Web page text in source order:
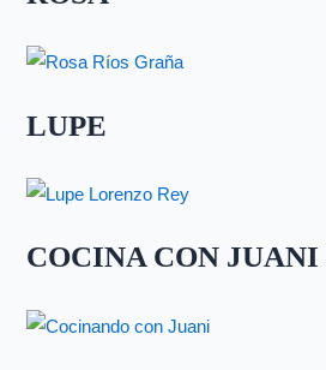
LUPE
COCINA CON JUANI